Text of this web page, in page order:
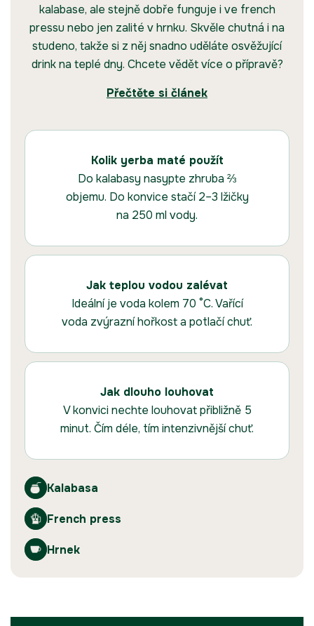
kalabase, ale stejně dobře funguje i ve french
pressu nebo jen zalité v hrnku. Skvěle chutná i na
studeno, takže si z něj snadno uděláte osvěžující
drink na teplé dny. Chcete vědět více o přípravě?
Přečtěte si článek
Kolik yerba maté použít
Do kalabasy nasypte zhruba ⅔
objemu. Do konvice stačí 2–3 lžičky
na 250 ml vody.
Jak teplou vodou zalévat
Ideální je voda kolem 70 °C. Vařící
voda zvýrazní hořkost a potlačí chuť.
Jak dlouho louhovat
V konvici nechte louhovat přibližně 5
minut. Čím déle, tím intenzivnější chuť.
Kalabasa
French press
Hrnek